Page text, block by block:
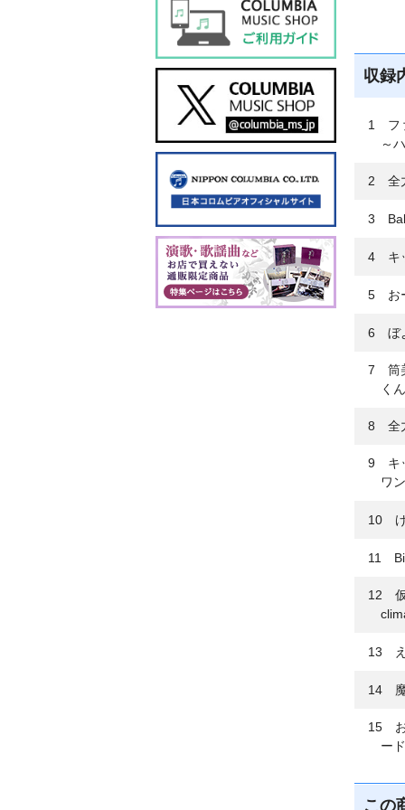
収録
1 フ
～
2 全
3
4 キ
5 お
6 ぼ
7 筒
く
8 全
9 キ
ワ
10 げ
11
12 仮
13 え
14 魔
15 お
ード
この